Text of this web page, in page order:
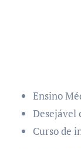
Ensino
Desejável
Curso de